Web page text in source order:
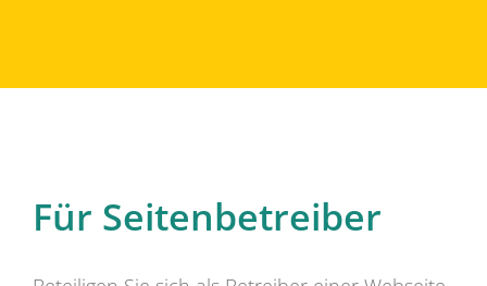
Für Seitenbetreiber